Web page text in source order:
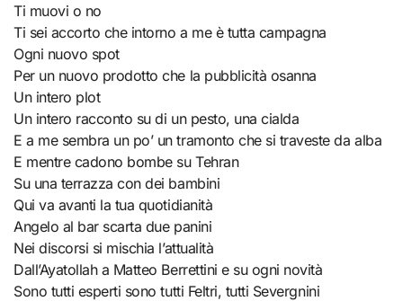
Ti muovi o no
Ti sei accorto che intorno a me è tutta campagna
Ogni nuovo spot
Per un nuovo prodotto che la pubblicità osanna
Un intero plot
Un intero racconto su di un pesto, una cialda
E a me sembra un po’ un tramonto che si traveste da alba
E mentre cadono bombe su Tehran
Su una terrazza con dei bambini
Qui va avanti la tua quotidianità
Angelo al bar scarta due panini
Nei discorsi si mischia l’attualità
Dall’Ayatollah a Matteo Berrettini e su ogni novità
Sono tutti esperti sono tutti Feltri, tutti Severgnini